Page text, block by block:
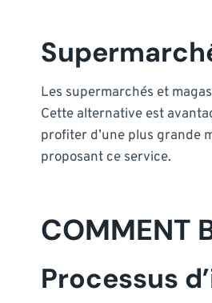
Les supermarchés et
Cette alternative est
profiter d’une plus grande
proposant ce service.
COMMENT
Processus